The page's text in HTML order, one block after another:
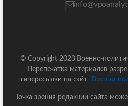
© Copyright 2023 Военно-
Перепечатка материалов
гиперссылки на сайт "Военно-
Точка зрения редакции сайта